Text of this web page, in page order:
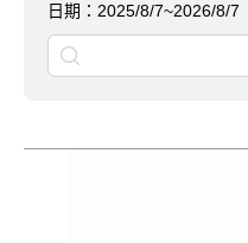
日期： 2025/8/7~2026/8/7